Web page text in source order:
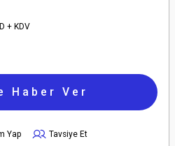
+ KDV
Haber Ver
Yap
Tavsiye Et